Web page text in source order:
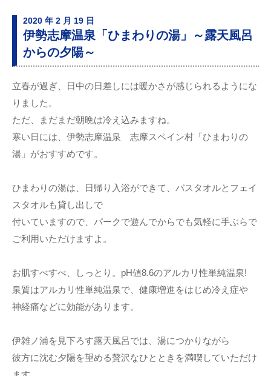
2020 年 2 月 19 日
伊勢志摩温泉「ひまわりの湯」～露天風呂
からの夕陽～
立春が過ぎ、日中の日差しには暖かさが感じられるようにな
りました。
ただ、まだまだ朝晩は冷え込みますね。
寒い日には、伊勢志摩温泉 志摩スペイン村「ひまわりの
湯」がおすすめです。
ひまわりの湯は、日帰り入浴ができて、バスタオルとフェイ
スタオルも貸し出しで
付いていますので、パークで遊んでからでも気軽に手ぶらで
ご利用いただけますよ。
お肌すべすべ、しっとり。pH値8.6のアルカリ性単純温泉!
泉質はアルカリ性単純温泉で、健康増進をはじめ冷え症や
神経痛などに効能があります。
伊雑ノ浦を見下ろす露天風呂では、湯につかりながら
彼方に沈む夕陽を望める贅沢なひとときを満喫していただけ